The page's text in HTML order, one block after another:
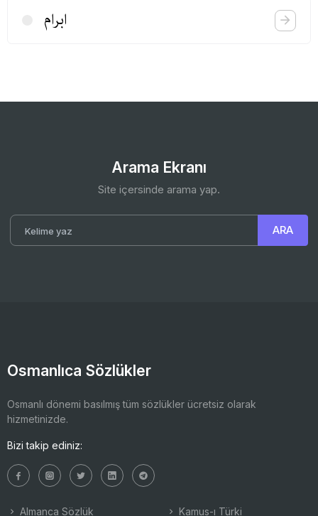
ابرام
Arama Ekranı
Site içersinde arama yap.
Osmanlıca Sözlükler
Osmanlı dönemi basılmış tüm sözlükler ücretsiz olarak
hizmetinizde.
Bizi takip ediniz:
Almanca Sözlük Kamus-ı Türki